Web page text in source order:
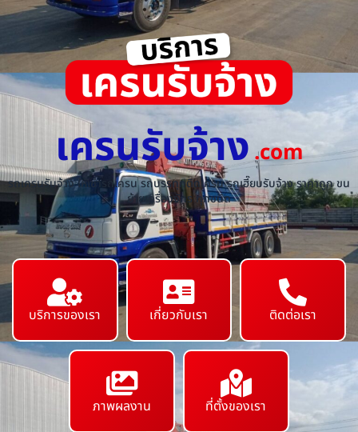
เครนรับจ้าง.com
รถเครนรับจ้าง ให้เช่ารถเครน รถบรรทุกติดเครน รถเฮี๊ยบรับจ้าง ราคาถูก ขน
ย้ายเครื่องจักร ทุกชนิด
บริการของเรา เกี่ยวกับเรา ติดต่อเรา
ภาพผลงาน ที่ตั้งของเรา